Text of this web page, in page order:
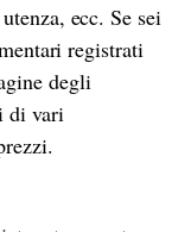
ecc. Se sei
registrati
degli
di vari